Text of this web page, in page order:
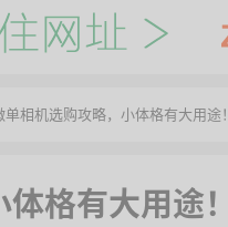
单相机选购攻略，小体格有大用途！
格有大用途！